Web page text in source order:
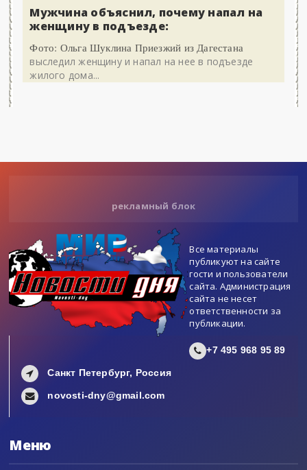
Мужчина объяснил, почему напал на
женщину в подъезде:
Фото: Ольга Шуклина Приезжий из Дагестана
выследил женщину и напал на нее в подъезде
жилого дома...
рекламный блок
Все материалы
публикуют на сайте
гости и пользователи
сайта. Администрация
сайта не несет
ответственности за
публикации.
+7 495 968 95 89
Санкт Петербург, Россия
novosti-dny@gmail.com
Меню